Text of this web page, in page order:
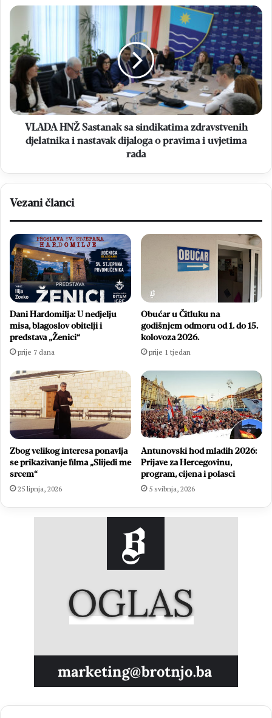
VLADA
Sastanak
sa
sindikatima
zdravstvenih
djelatnika
nastavak
dijaloga
uvjetima
VLADA HNŽ Sastanak sa sindikatima zdravstvenih
djelatnika i nastavak dijaloga o pravima i uvjetima
rada
Vezani članci
Dani Hardomilja: U nedjelju
misa, blagoslov obitelji i
predstava „Ženici“
prije 7 dana
Obućar u Čitluku na
godišnjem odmoru od 1. do 15.
kolovoza 2026.
prije 1 tjedan
Zbog velikog interesa ponavlja
se prikazivanje filma „Slijedi me
srcem“
25 lipnja, 2026
Antunovski hod mladih 2026:
Prijave za Hercegovinu,
program, cijena i polasci
5 svibnja, 2026